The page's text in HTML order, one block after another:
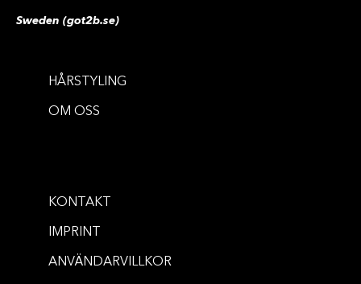
HÅRSTYLING
OM OSS
Sweden (got2b.se)
KONTAKT
IMPRINT
ANVÄNDARVILLKOR